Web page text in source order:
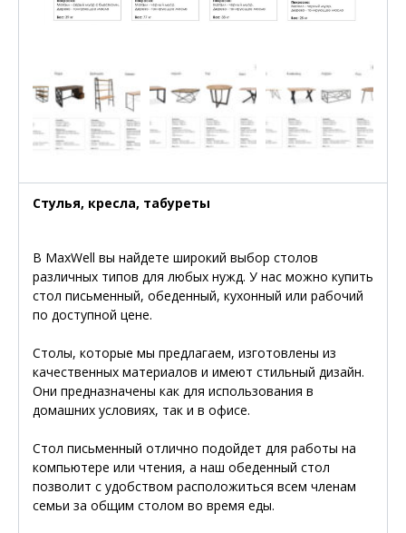
Стулья, кресла, табуреты
В MaxWell вы найдете широкий выбор столов
различных типов для любых нужд. У нас можно купить
стол письменный, обеденный, кухонный или рабочий
по доступной цене.
Столы, которые мы предлагаем, изготовлены из
качественных материалов и имеют стильный дизайн.
Они предназначены как для использования в
домашних условиях, так и в офисе.
Стол письменный отлично подойдет для работы на
компьютере или чтения, а наш обеденный стол
позволит с удобством расположиться всем членам
семьи за общим столом во время еды.